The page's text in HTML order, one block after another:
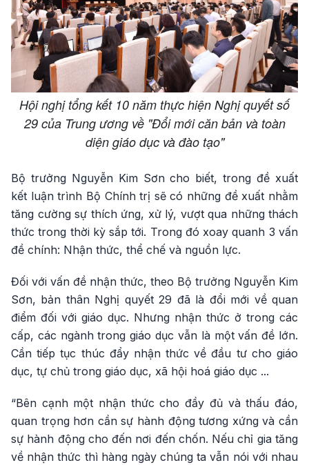
Hội nghị tổng kết 10 năm thực hiện Nghị quyết số
29 của Trung ương về "Đổi mới căn bản và toàn
diện giáo dục và đào tạo"
Bộ trưởng Nguyễn Kim Sơn cho biết, trong đề xuất
kết luận trình Bộ Chính trị sẽ có những đề xuất nhằm
tăng cường sự thích ứng, xử lý, vượt qua những thách
thức trong thời kỳ sắp tới. Trong đó xoay quanh 3 vấn
đề chính: Nhận thức, thể chế và nguồn lực.
Đối với vấn đề nhận thức, theo Bộ trưởng Nguyễn Kim
Sơn, bản thân Nghị quyết 29 đã là đổi mới về quan
điểm đối với giáo dục. Nhưng nhận thức ở trong các
cấp, các ngành trong giáo dục vẫn là một vấn đề lớn.
Cần tiếp tục thúc đẩy nhận thức về đầu tư cho giáo
dục, tự chủ trong giáo dục, xã hội hoá giáo dục ...
“Bên cạnh một nhận thức cho đầy đủ và thấu đáo,
quan trọng hơn cần sự hành động tương xứng và cần
sự hành động cho đến nơi đến chốn. Nếu chỉ gia tăng
về nhận thức thì hàng ngày chúng ta vẫn nói với nhau